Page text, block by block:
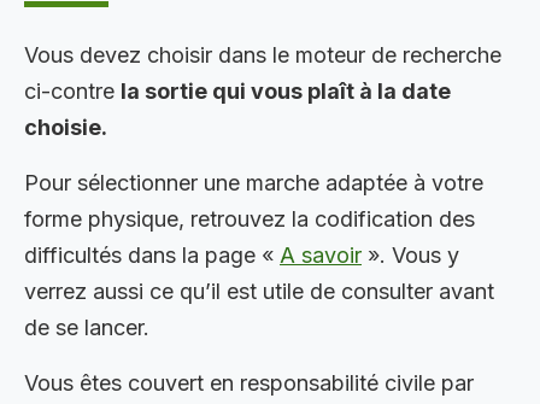
Vous devez choisir dans le moteur de recherche
ci-contre la sortie qui vous plaît à la date
choisie.
Pour sélectionner une marche adaptée à votre
forme physique, retrouvez la codification des
difficultés dans la page « A savoir ». Vous y
verrez aussi ce qu’il est utile de consulter avant
de se lancer.
Vous êtes couvert en responsabilité civile par